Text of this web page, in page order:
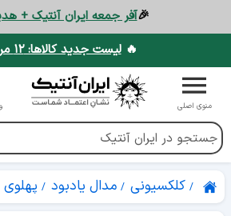
🎉آفر جمعه ایران آنتیک +
🔥لیست جدید کالاها: ۱۲ مرداد
منوی اصلی
کلکسیونی مدال یادبود